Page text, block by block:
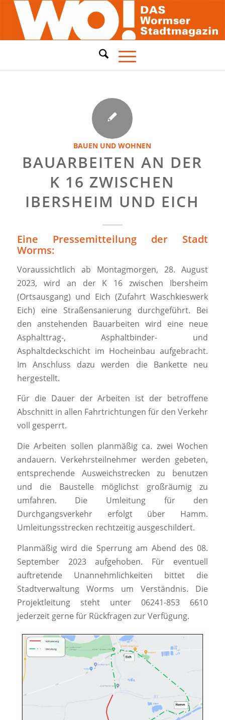
BAUEN UND WOHNEN
BAUARBEITEN AN DER
K 16 ZWISCHEN
IBERSHEIM UND EICH
Eine Pressemitteilung der Stadt
Worms:
Voraussichtlich ab Montagmorgen, 28. August
2023, wird an der K 16 zwischen Ibersheim
(Ortsausgang) und Eich (Zufahrt Waschkieswerk
Eich) eine Straßensanierung durchgeführt. Bei
den anstehenden Bauarbeiten wird eine neue
Asphalttrag-, Asphaltbinder- und
Asphaltdeckschicht im Hocheinbau aufgebracht.
Im Anschluss dazu werden die Bankette neu
hergestellt.
Für die Dauer der Arbeiten ist der betroffene
Abschnitt in allen Fahrtrichtungen für den Verkehr
voll gesperrt.
Die Arbeiten sollen planmäßig ca. zwei Wochen
andauern. Verkehrsteilnehmer werden gebeten,
entsprechende Ausweichstrecken zu benutzen
und die Baustelle möglichst großräumig zu
umfahren. Die Umleitung für den
Durchgangsverkehr erfolgt über Hamm.
Umleitungsstrecken rechtzeitig ausgeschildert.
Planmäßig wird die Sperrung am Abend des 08.
September 2023 aufgehoben. Für eventuell
auftretende Unannehmlichkeiten bittet die
Stadtverwaltung Worms um Verständnis. Die
Projektleitung steht unter 06241-853 6610
jederzeit gerne für Rückfragen zur Verfügung.